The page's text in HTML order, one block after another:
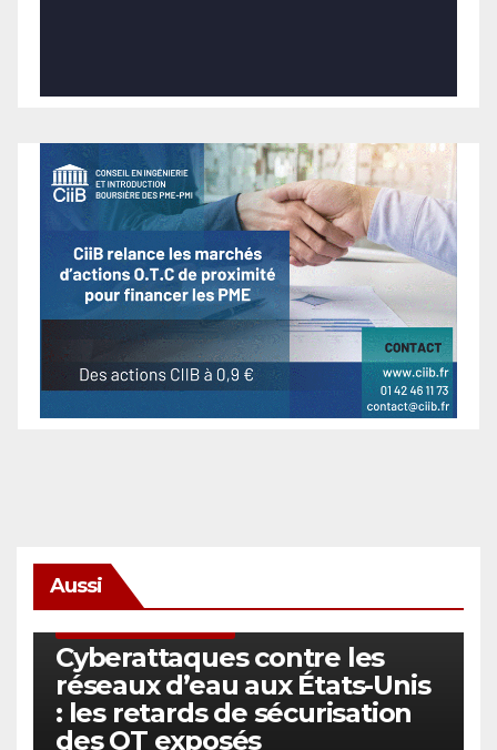
Aussi
Cyberattaques contre les
réseaux d’eau aux États-Unis
: les retards de sécurisation
des OT exposés